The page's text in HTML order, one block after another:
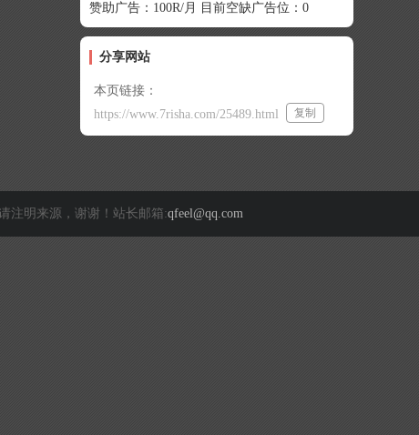
赞助广告：100R/月 目前空缺广告位：0
分享网站
本页链接：
https://www.7risha.com/25489.html
复制
注明来源，谢谢！站长邮箱:qfeel@qq.com